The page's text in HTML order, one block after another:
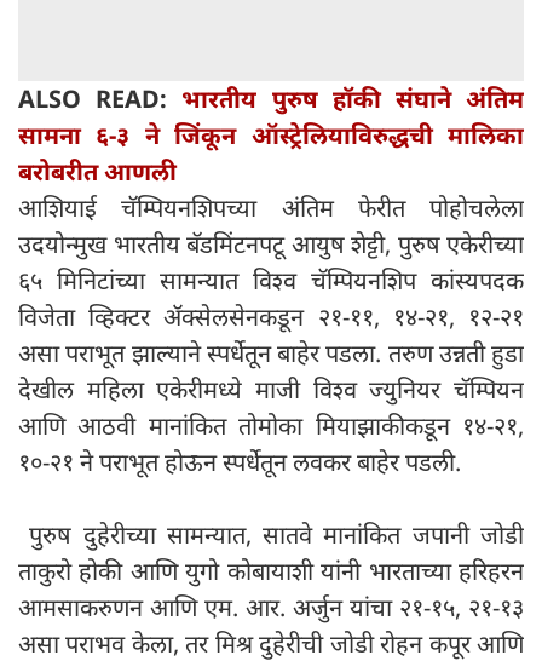
ALSO READ: भारतीय पुरुष हॉकी संघाने अंतिम
सामना ६-३ ने जिंकून ऑस्ट्रेलियाविरुद्धची मालिका
बरोबरीत आणली
आशियाई चॅम्पियनशिपच्या अंतिम फेरीत पोहोचलेला
उदयोन्मुख भारतीय बॅडमिंटनपटू आयुष शेट्टी, पुरुष एकेरीच्या
६५ मिनिटांच्या सामन्यात विश्व चॅम्पियनशिप कांस्यपदक
विजेता व्हिक्टर ॲक्सेलसेनकडून २१-११, १४-२१, १२-२१
असा पराभूत झाल्याने स्पर्धेतून बाहेर पडला. तरुण उन्नती हुडा
देखील महिला एकेरीमध्ये माजी विश्व ज्युनियर चॅम्पियन
आणि आठवी मानांकित तोमोका मियाझाकीकडून १४-२१,
१०-२१ ने पराभूत होऊन स्पर्धेतून लवकर बाहेर पडली.
पुरुष दुहेरीच्या सामन्यात, सातवे मानांकित जपानी जोडी
ताकुरो होकी आणि युगो कोबायाशी यांनी भारताच्या हरिहरन
आमसाकरुणन आणि एम. आर. अर्जुन यांचा २१-१५, २१-१३
असा पराभव केला, तर मिश्र दुहेरीची जोडी रोहन कपूर आणि